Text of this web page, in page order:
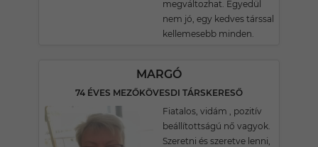
megváltozhat. Egyedül
nem jó, egy kedves társsal
kellemesebb minden.
MARGÓ
74 ÉVES MEZŐKÖVESDI TÁRSKERESŐ
Fiatalos, vidám , pozitív
beállítottságú nő vagyok.
Szeretni és szeretve lenni,